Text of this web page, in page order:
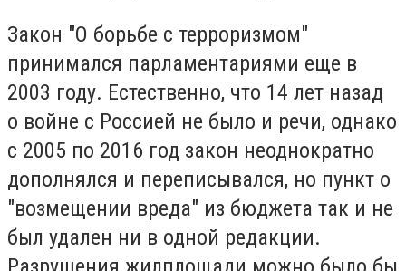
Закон "О борьбе с терроризмом"
принимался парламентариями еще в
2003 году. Естественно, что 14 лет назад
о войне с Россией не было и речи, однако
с 2005 по 2016 год закон неоднократно
дополнялся и переписывался, но пункт о
"возмещении вреда" из бюджета так и не
был удален ни в одной редакции.